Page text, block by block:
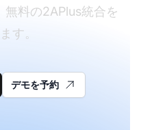
無料の2APlus統合を
す。
デモを予約